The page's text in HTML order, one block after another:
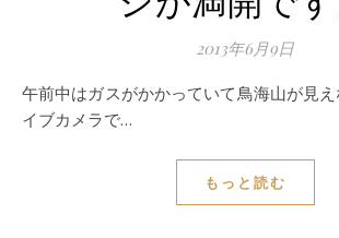
2013年6月9日
午前中はガスがかかっていて鳥海山が見えなかったので（ラ
イブカメラで…
もっと読む